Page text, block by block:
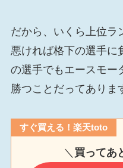
だから、いくら上位ラ
悪ければ格下の選手に
の選手でもエースモー
勝つことだってありま
すぐ買える！楽天toto
＼ 買ってあ